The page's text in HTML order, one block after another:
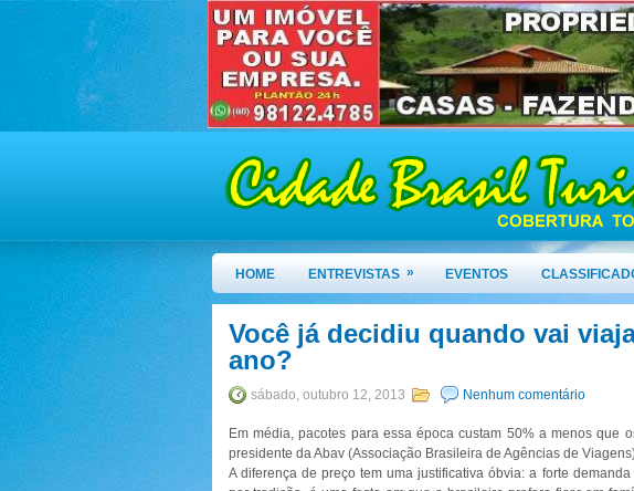
HOME ENTREVISTAS » EVENTOS
Você já decidiu quando vai
ano?
sábado, outubro 12, 2013 Nenhum comentário
Em média, pacotes para essa época custam 50% a menos que
presidente da Abav (Associação Brasileira de Agências de
A diferença de preço tem uma justificativa óbvia: a forte